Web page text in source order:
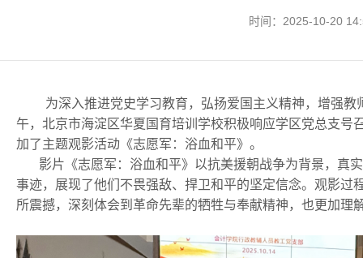
时间：2025-10-20
为深入推进党史学习教育，弘扬爱国主义精神，增强
午，北京市海淀区华夏国育培训学校积极响应学区党总支号
加了主题观影活动《志愿军：浴血和平》。
影片《志愿军：浴血和平》以抗美援朝战争为背景，真
事迹，展现了他们不畏强敌、捍卫和平的坚定信念。观影过
所震撼，深刻体会到革命先辈的牺牲与奉献精神，也更加